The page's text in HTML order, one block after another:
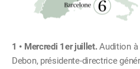
Mercredi 1er juillet.Audition à
Debon, présidente-directrice